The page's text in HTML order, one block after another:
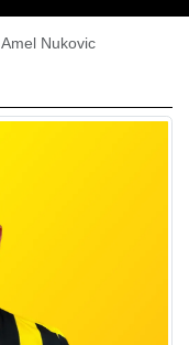
Amel Nukovic